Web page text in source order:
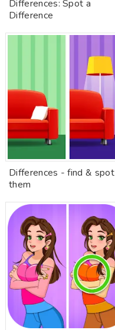
Differences: Spot a
Difference
Differences - find & spot
them